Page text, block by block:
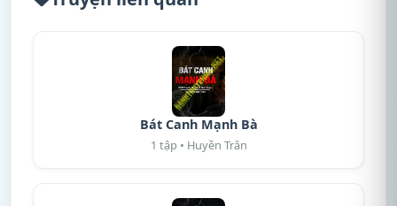
Bát Canh Mạnh Bà
1 tập • Huyền Trân